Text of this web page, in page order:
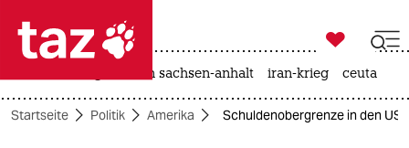
 taz zahl ich
taz zahl ich

taz zahl ich
landtagswahl in sachsen-anhalt iran-krieg ceuta
Startseite Politik Amerika Schuldenobergrenze in den